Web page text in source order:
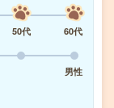
50代
60代
男性